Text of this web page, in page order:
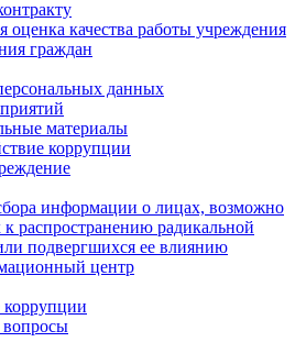
оценка качества работы учреждения
граждан
данных
материалы
коррупции
информации о лицах, возможно
распространению радикальной
подвергшихся ее влиянию
центр
коррупции
вопросы